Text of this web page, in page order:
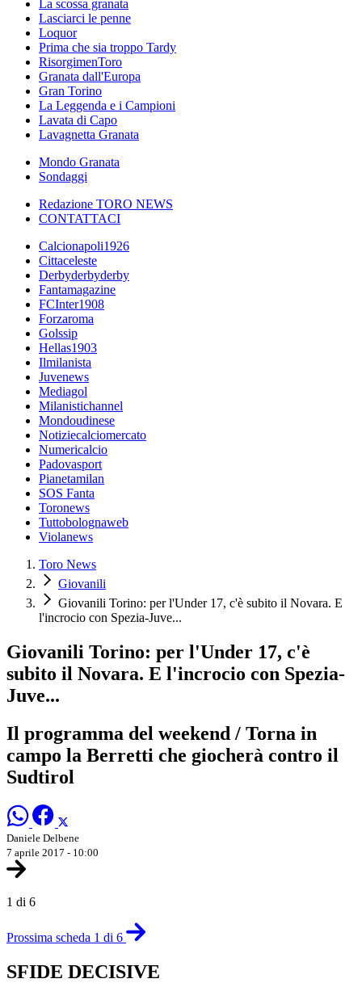
La scossa granata
Lasciarci le penne
Loquor
Prima che sia troppo Tardy
RisorgimenToro
Granata dall'Europa
Gran Torino
La Leggenda e i Campioni
Lavata di Capo
Lavagnetta Granata
Mondo Granata
Sondaggi
Redazione TORO NEWS
CONTATTACI
Calcionapoli1926
Cittaceleste
Derbyderbyderby
Fantamagazine
FCInter1908
Forzaroma
Golssip
Hellas1903
Ilmilanista
Juvenews
Mediagol
Milanistichannel
Mondoudinese
Notiziecalciomercato
Numericalcio
Padovasport
Pianetamilan
SOS Fanta
Toronews
Tuttobolognaweb
Violanews
Toro News
Giovanili
Giovanili Torino: per l'Under 17, c'è subito il Novara. E
l'incrocio con Spezia-Juve...
Giovanili Torino: per l'Under 17, c'è
subito il Novara. E l'incrocio con Spezia-
Juve...
Il programma del weekend / Torna in
campo la Berretti che giocherà contro il
Sudtirol
Daniele Delbene
7 aprile 2017 - 10:00
1 di 6
Prossima scheda 1 di 6
SFIDE DECISIVE